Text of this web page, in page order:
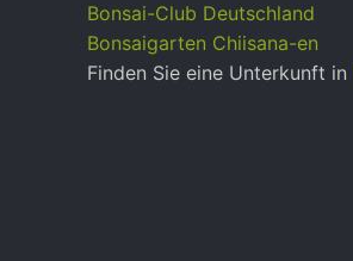
Bonsai-Club Deutschland
Bonsaigarten Chiisana-en
Finden Sie eine Unterkunft in